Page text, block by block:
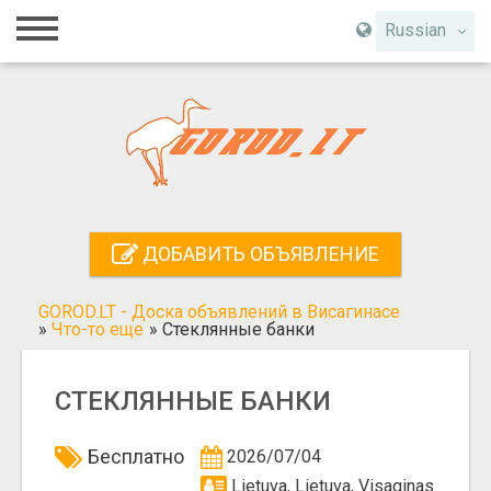
Russian
Главная
Регистрация
Поиск
ДОБАВИТЬ ОБЪЯВЛЕНИЕ
GOROD.LT - Доска объявлений в Висагинасе
» Что-то еще » Стеклянные банки
СТЕКЛЯННЫЕ БАНКИ
Бесплатно
2026/07/04
Lietuva, Lietuva, Visaginas